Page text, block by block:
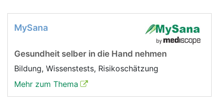
MySana
Gesundheit selber in die Hand nehmen
Bildung, Wissenstests, Risikoschätzung
Mehr zum Thema